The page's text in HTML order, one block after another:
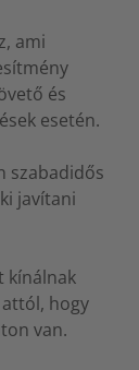
ami
és
esetén.
szabadidős
javítani
kínálnak
hogy
van.